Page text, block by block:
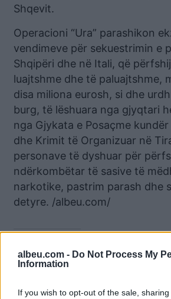
albeu.com - Do Not Process My
Information
If you wish to opt-out of the sale,
Shqevit.
Operacioni “Ura” parashikon
vendimeve për sekuestrimin e
Shqipëri dhe në Itali, që
luajtshme dhe të paluajtshme,
disa miliona eurosh, si dhe
burg, të lëshuara nga gjyqtari
nga Gjykata e Posaçme
dhe Krimit të Organizuar në
personave të dyshuar për
ndërkombëtar të sasive të
narkotike, pastrim parash dhe
detyre. /albeu.com/